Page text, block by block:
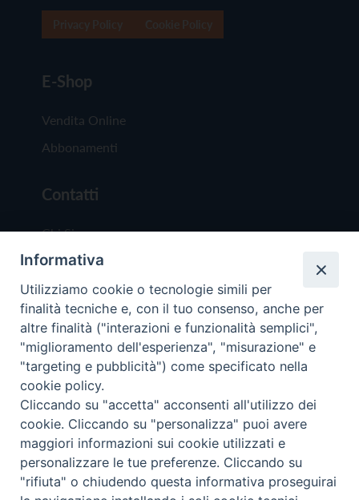
E-Shop
Vendita Online
Abbonamenti
Contatti
Chi Siamo
Redazione
Scrivici
Copyright © 2019 - Tutti i diritti riservati - Vita
Trentina Editrice
Privacy Policy
Torna
Informativa
Utilizziamo cookie o tecnologie simili per
finalità tecniche e, con il tuo consenso, anche per
altre finalità ("interazioni e funzionalità semplici",
"miglioramento dell'esperienza", "misurazione" e
"targeting e pubblicità") come specificato nella
cookie policy.
Cliccando su "accetta" acconsenti all'utilizzo dei
cookie. Cliccando su "personalizza" puoi avere
maggiori informazioni sui cookie utilizzati e
personalizzare le tue preferenze. Cliccando su
"rifiuta" o chiudendo questa informativa proseguirai